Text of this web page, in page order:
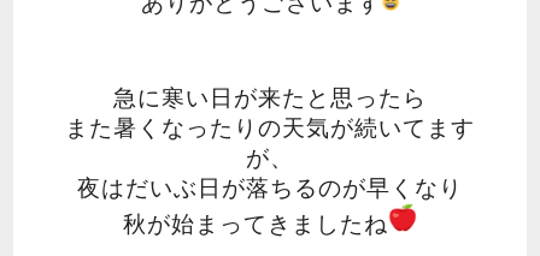
急に寒い日が来たと思ったら
また暑くなったりの天気が続いてます
が、
夜はだいぶ日が落ちるのが早くなり
秋が始まってきましたね